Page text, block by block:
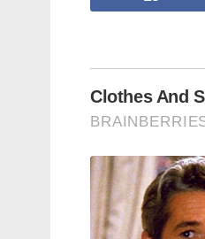
എന്ന
ഇത്തരം
ഒഴിവാക്കാനും,
അമേരിക്ക